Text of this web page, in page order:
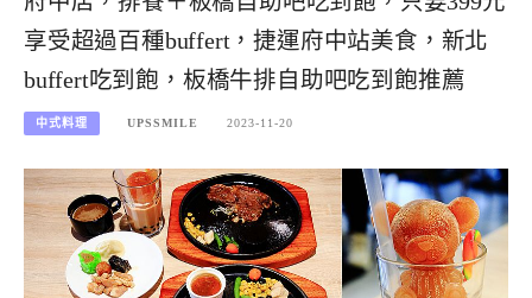
享受超過百種buffert，捷運府中站美食，新北
buffert吃到飽，板橋牛排自助吧吃到飽推薦
中式料理 UPSSMILE 2023-11-20